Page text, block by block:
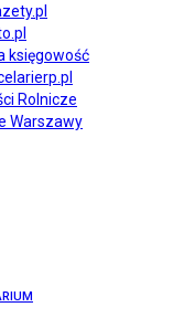
księgowość
Rolnicze
Warszawy